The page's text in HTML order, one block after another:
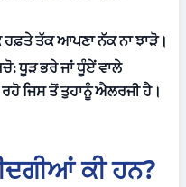
ਤੱਕ ਆਪਣਾ ਨੱਕ ਨਾ ਝਾੜੋ।
ਧੂੜ ਭਰੇ ਜਾਂ ਧੂੰਏਂ ਵਾਲੇ
ਜਿਸ ਤੋਂ ਤੁਹਾਨੂੰ ਐਲਰਜੀ ਹੈ।
ਕੀ ਹਨ?